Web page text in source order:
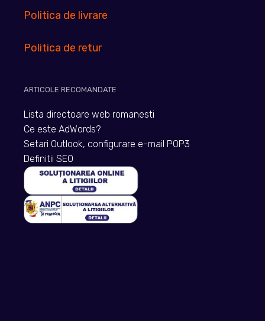
Politica de livrare
Politica de retur
ARTICOLE RECOMANDATE
Lista directoare web romanesti
Ce este AdWords?
Setari Outlook, configurare e-mail POP3
Definitii SEO